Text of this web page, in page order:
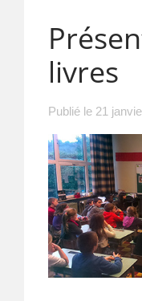
livres
Publié le 21